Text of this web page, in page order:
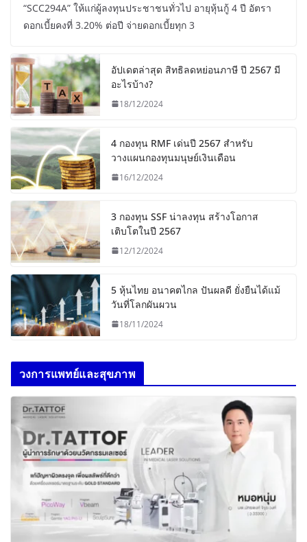
“SCC294A” ให้แก่ผู้ลงทุนประชาชนทั่วไป อายุหุ้นกู้ 4 ปี อัตรา
ดอกเบี้ยคงที่ 3.20% ต่อปี จ่ายดอกเบี้ยทุก 3
อัปเดตล่าสุด สิทธิลดหย่อนภาษี ปี 2567 มี
อะไรบ้าง?
18/12/2024
4 กองทุน RMF เด่นปี 2567 สำหรับ
วางแผนกองทุนมนุษย์เงินเดือน
16/12/2024
3 กองทุน SSF น่าลงทุน สร้างโอกาส
เติบโตในปี 2567
12/12/2024
5 หุ้นไทย อนาคตไกล ปันผลดี ยั่งยืนได้แม้
วันที่โลกผันผวน
18/11/2024
วงการแพทย์และสุขภาพ